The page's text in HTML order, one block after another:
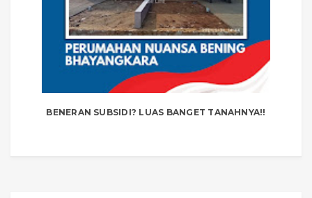
BENERAN SUBSIDI? LUAS BANGET TANAHNYA!!